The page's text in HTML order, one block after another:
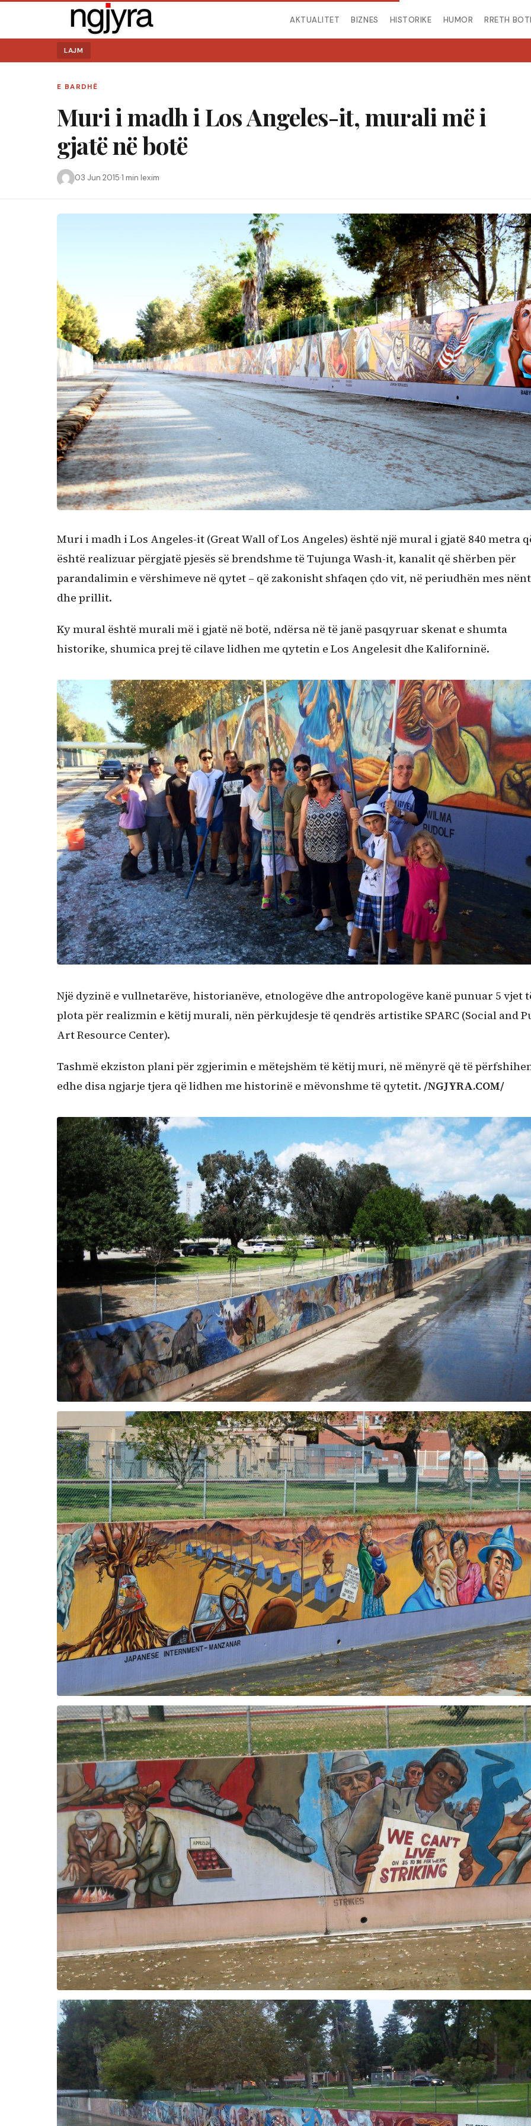
Kërko:
AKTUALITET BIZNES HISTORIKE HUMOR RRETH
LAJM
E BARDHË
Muri i madh i Los Angeles-it, murali më i
gjatë në botë
03 Jun 2015·1 min lexim
Muri i madh i Los Angeles-it (Great Wall of Los Angeles) është një mural i gjatë 840 metra
është realizuar përgjatë pjesës së brendshme të Tujunga Wash-it, kanalit që shërben për
parandalimin e vërshimeve në qytet – që zakonisht shfaqen çdo vit, në periudhën mes
dhe prillit.
Ky mural është murali më i gjatë në botë, ndërsa në të janë pasqyruar skenat e shumta
historike, shumica prej të cilave lidhen me qytetin e Los Angelesit dhe Kaliforninë.
Një dyzinë e vullnetarëve, historianëve, etnologëve dhe antropologëve kanë punuar 5 vjet
plota për realizmin e këtij murali, nën përkujdesje të qendrës artistike SPARC (Social and
Art Resource Center).
Tashmë ekziston plani për zgjerimin e mëtejshëm të këtij muri, në mënyrë që të
edhe disa ngjarje tjera që lidhen me historinë e mëvonshme të qytetit. /NGJYRA.COM/